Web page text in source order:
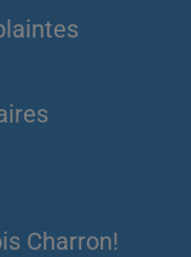
Charron!